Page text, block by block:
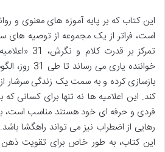
این کتاب که بر پایه آموزه های معنوی و
است، فراتر از یک مجموعه از توصیه های
تمرکز بر
خواننده یاری
بازسازی کرده و به سمت یک زندگی سرشار
کند. این اعلامیه ها نه تنها برای کسانی
فردی و حرفه ای خود هستند مناسب است،
رهایی از اضطراب نیز می تواند راهگشا
این کتاب، به طور خاص برای تقویت ذهن